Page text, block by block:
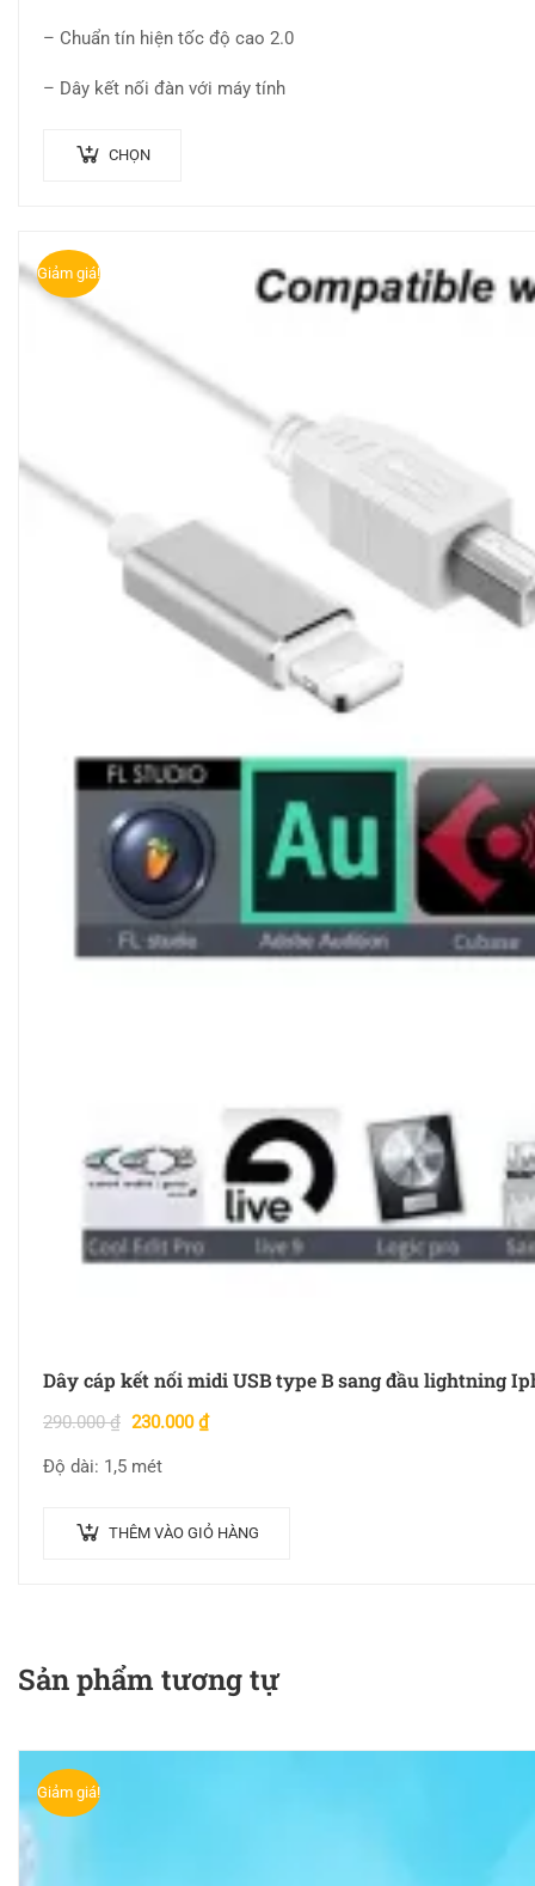
– Chuẩn tín hiện tốc độ cao 2.0
– Dây kết nối đàn với máy tính
CHỌN
Giảm giá!
Dây cáp kết nối midi USB type B sang đầu lightning
290.000₫ 230.000₫
Độ dài: 1,5 mét
THÊM VÀO GIỎ HÀNG
Sản phẩm tương tự
Giảm giá!